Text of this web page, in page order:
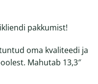
pakkumist!
oma kvaliteedi ja
Mahutab 13,3″